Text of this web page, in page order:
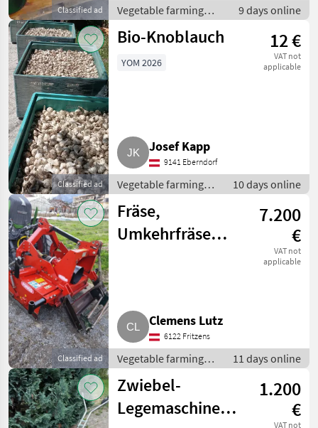
Classified ad
Vegetable farming
equipment / Other
vegetable farming
9 days online
Classified ad
Bio-Knoblauch 12 €
VAT not
applicable
YOM 2026
Josef Kapp
9141 Eberndorf
Vegetable farming
equipment / Other
vegetable farming
equipment
10 days online
Classified ad
Fräse,
Umkehrfräse
7.200
€
VAT not
applicable
Clemens Lutz
6122 Fritzens
Vegetable farming
equipment / Other
vegetable farming
equipment
11 days online
Zwiebel-
Legemaschine
1.200
€
VAT not